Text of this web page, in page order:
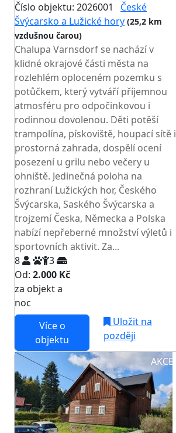
Číslo objektu: 2026001
České
Švýcarsko a Lužické hory (25,2 km
vzdušnou čarou)
Chalupa Varnsdorf se nachází v
klidné okrajové části města na
rozlehlém oploceném pozemku s
potůčkem, který vytváří příjemnou
atmosféru pro odpočinkovou i
rodinnou dovolenou. Děti potěší
trampolína, pískoviště, houpací sítě i
prostorná zahrada, dospělí ocení
posezení u grilu nebo večery u
ohniště. Jedinečná poloha na
rozhraní Lužických hor, Českého
Švýcarska, Saského Švýcarska a
trojzemí Česka, Německa a Polska
nabízí nepřeberné množství výletů i
sportovních aktivit. Za...
8
3
Od: 2.000 Kč
za objekt a
noc
Více o
objektu
Uložit na
později
AKCE